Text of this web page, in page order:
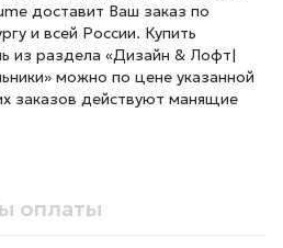
доставит Ваш заказ по
и всей России. Купить
из раздела «Дизайн & Лофт|
можно по цене указанной
заказов действуют манящие
оплаты